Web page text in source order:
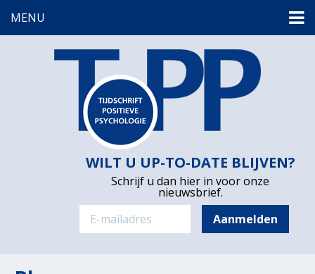
MENU
WILT U UP-TO-DATE BLIJVEN?
Schrijf u dan hier in voor onze
nieuwsbrief.